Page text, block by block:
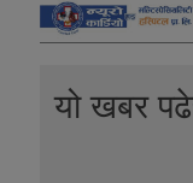
यो खबर